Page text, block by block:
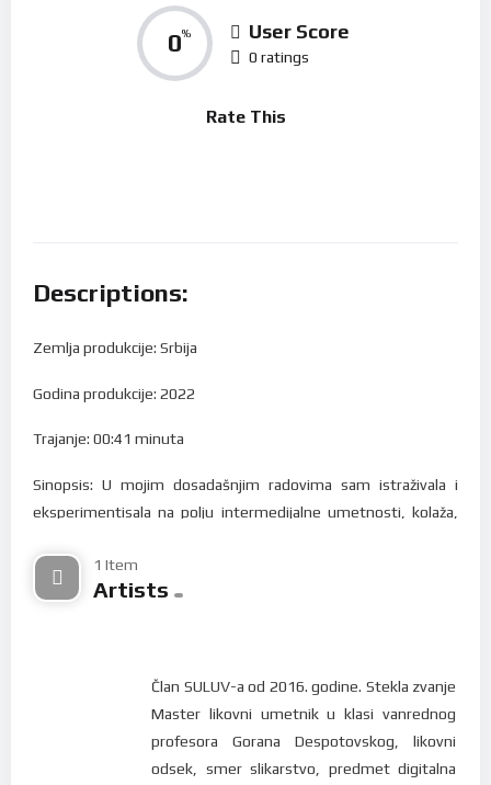
0% User Score
0 ratings
Rate This
Descriptions:
Zemlja produkcije: Srbija
Godina produkcije: 2022
Trajanje: 00:41 minuta
Sinopsis: U mojim dosadašnjim radovima sam istraživala i
eksperimentisala na polju intermedijalne umetnosti, kolaža,
motivi u radovima su napravljeni tragovima posmatranja pod
mikroskopom, a zatim su preneti u digitalne medije.
1 Item
Artists
Član SULUV-a od 2016. godine. Stekla zvanje
Master likovni umetnik u klasi vanrednog
profesora Gorana Despotovskog, likovni
odsek, smer slikarstvo, predmet digitalna